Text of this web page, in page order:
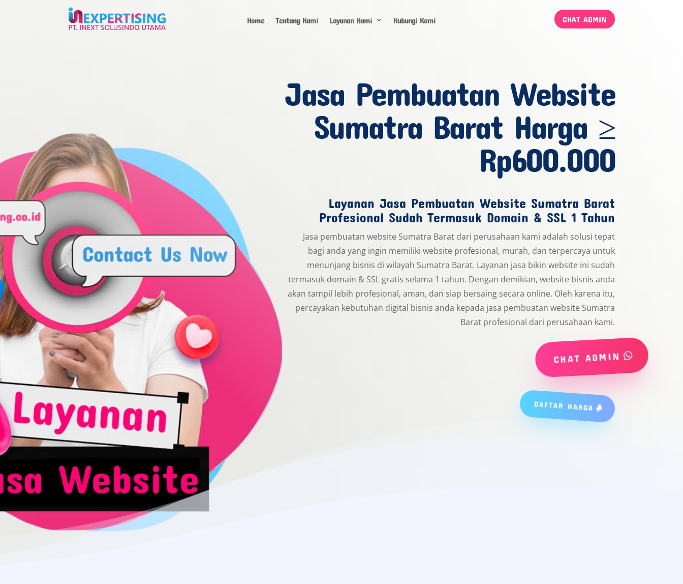
Home Tentang Kami Layanan Kami Hubungi Kami CHAT ADMIN
Jasa Pembuatan Website
Sumatra Barat Harga ≥
Rp600.000
Layanan Jasa Pembuatan Website Sumatra Barat
Profesional Sudah Termasuk Domain & SSL 1 Tahun
Jasa pembuatan website Sumatra Barat dari perusahaan kami adalah solusi tepat
bagi anda yang ingin memiliki website profesional, murah, dan terpercaya untuk
menunjang bisnis di wilayah Sumatra Barat. Layanan jasa bikin website ini sudah
termasuk domain & SSL gratis selama 1 tahun. Dengan demikian, website bisnis anda
akan tampil lebih profesional, aman, dan siap bersaing secara online. Oleh karena itu,
percayakan kebutuhan digital bisnis anda kepada jasa pembuatan website Sumatra
Barat profesional dari perusahaan kami.
CHAT ADMIN
DAFTAR HARGA